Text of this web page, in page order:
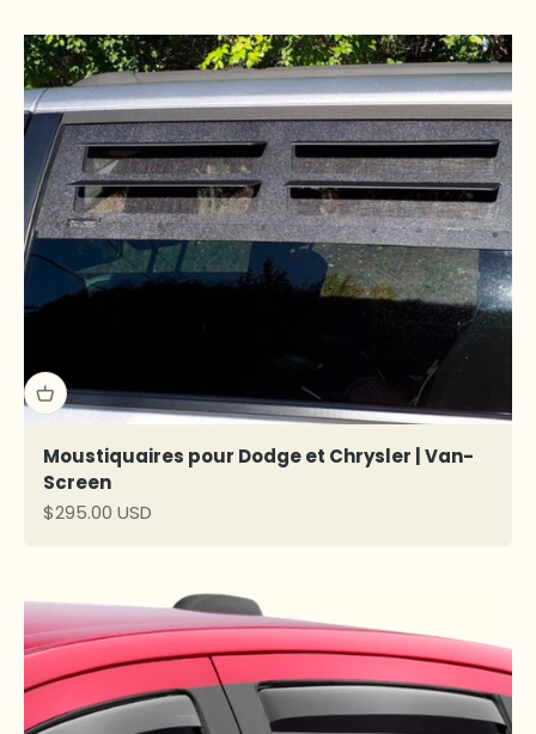
Moustiquaires pour Dodge et Chrysler | Van-
Screen
Prix de vente
$295.00 USD